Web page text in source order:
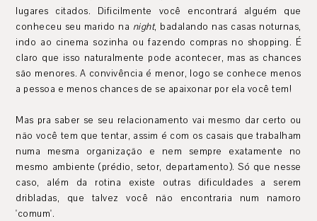
lugares citados. Dificilmente você encontrará alguém que
conheceu seu marido na night, badalando nas casas noturnas,
indo ao cinema sozinha ou fazendo compras no shopping. É
claro que isso naturalmente pode acontecer, mas as chances
são menores. A convivência é menor, logo se conhece menos
a pessoa e menos chances de se apaixonar por ela você tem!
Mas pra saber se seu relacionamento vai mesmo dar certo ou
não você tem que tentar, assim é com os casais que trabalham
numa mesma organização e nem sempre exatamente no
mesmo ambiente (prédio, setor, departamento). Só que nesse
caso, além da rotina existe outras dificuldades a serem
dribladas, que talvez você não encontraria num namoro
'comum'.